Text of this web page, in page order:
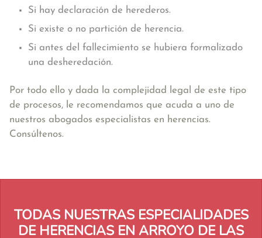
Si hay declaración de herederos.
Si existe o no partición de herencia.
Si antes del fallecimiento se hubiera formalizado
una desheredación.
Por todo ello y dada la complejidad legal de este tipo
de procesos, le recomendamos que acuda a uno de
nuestros abogados especialistas en herencias.
Consúltenos.
TODAS NUESTRAS ESPECIALIDADES
DE HERENCIAS EN ARROYO DE LAS